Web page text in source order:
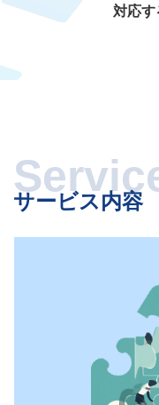
対応す
サービス内容